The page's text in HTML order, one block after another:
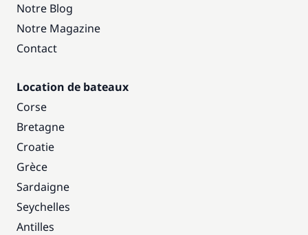
Notre Blog
Notre Magazine
Contact
Location de bateaux
Corse
Bretagne
Croatie
Grèce
Sardaigne
Seychelles
Antilles